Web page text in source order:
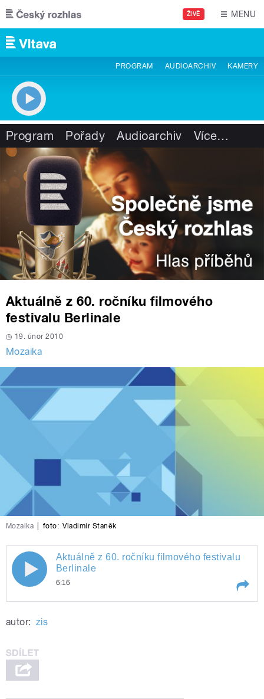
Přejít k hlavnímu obsahu
ŽIVĚ MENU
PROGRAM AUDIOARCHIV KAMERY
Program Pořady Audioarchiv Více…
Aktuálně z 60. ročníku filmového
festivalu Berlinale
19. únor 2010
Mozaika
Mozaika foto: Vladimír Staněk
Aktuálně z 60. ročníku filmového
festivalu Berlinale
Aktuálně z 60. ročníku filmového festivalu
Berlinale
6:16
autor: zis